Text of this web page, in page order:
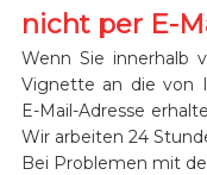
nicht per E-
Wenn Sie innerhalb
Vignette an die von
E-Mail-Adresse
Wir arbeiten 24
Bei Problemen mit